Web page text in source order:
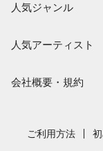
退会はこちら
難易度別に探す
まもなく配信
人気ジャンル
保育
発表会
人気アーティスト
新沢としひこ
会社概要・規約
採用情報
ご利用方法